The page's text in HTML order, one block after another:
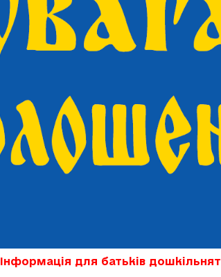
Інформація для батьків дошкільнят